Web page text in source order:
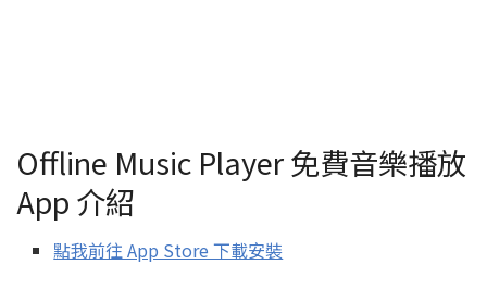
Offline Music Player 免費音樂播放
App 介紹
點我前往 App Store 下載安裝